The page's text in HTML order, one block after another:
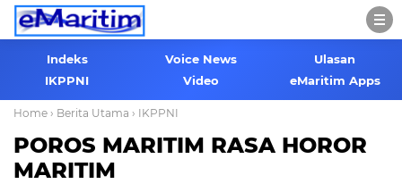
Indeks Voice News
Ulasan
IKPPNI
Video eMaritim Apps
Home › Berita Utama › IKPPNI
POROS MARITIM RASA HOROR
MARITIM